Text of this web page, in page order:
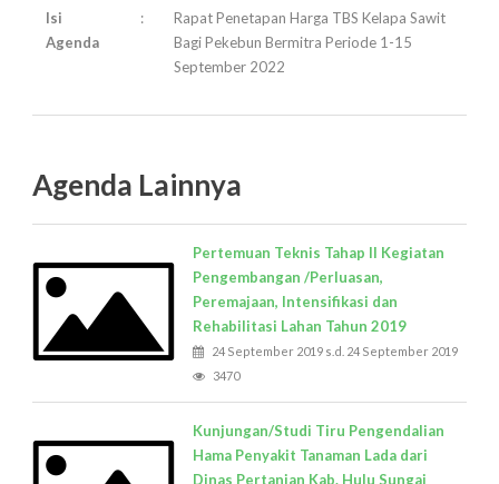
Isi
Agenda
:
Rapat Penetapan Harga TBS Kelapa Sawit
Bagi Pekebun Bermitra Periode 1-15
September 2022
Agenda Lainnya
Pertemuan Teknis Tahap II Kegiatan
Pengembangan /Perluasan,
Peremajaan, Intensifikasi dan
Rehabilitasi Lahan Tahun 2019
24 September 2019 s.d. 24 September 2019
3470
Kunjungan/Studi Tiru Pengendalian
Hama Penyakit Tanaman Lada dari
Dinas Pertanian Kab. Hulu Sungai